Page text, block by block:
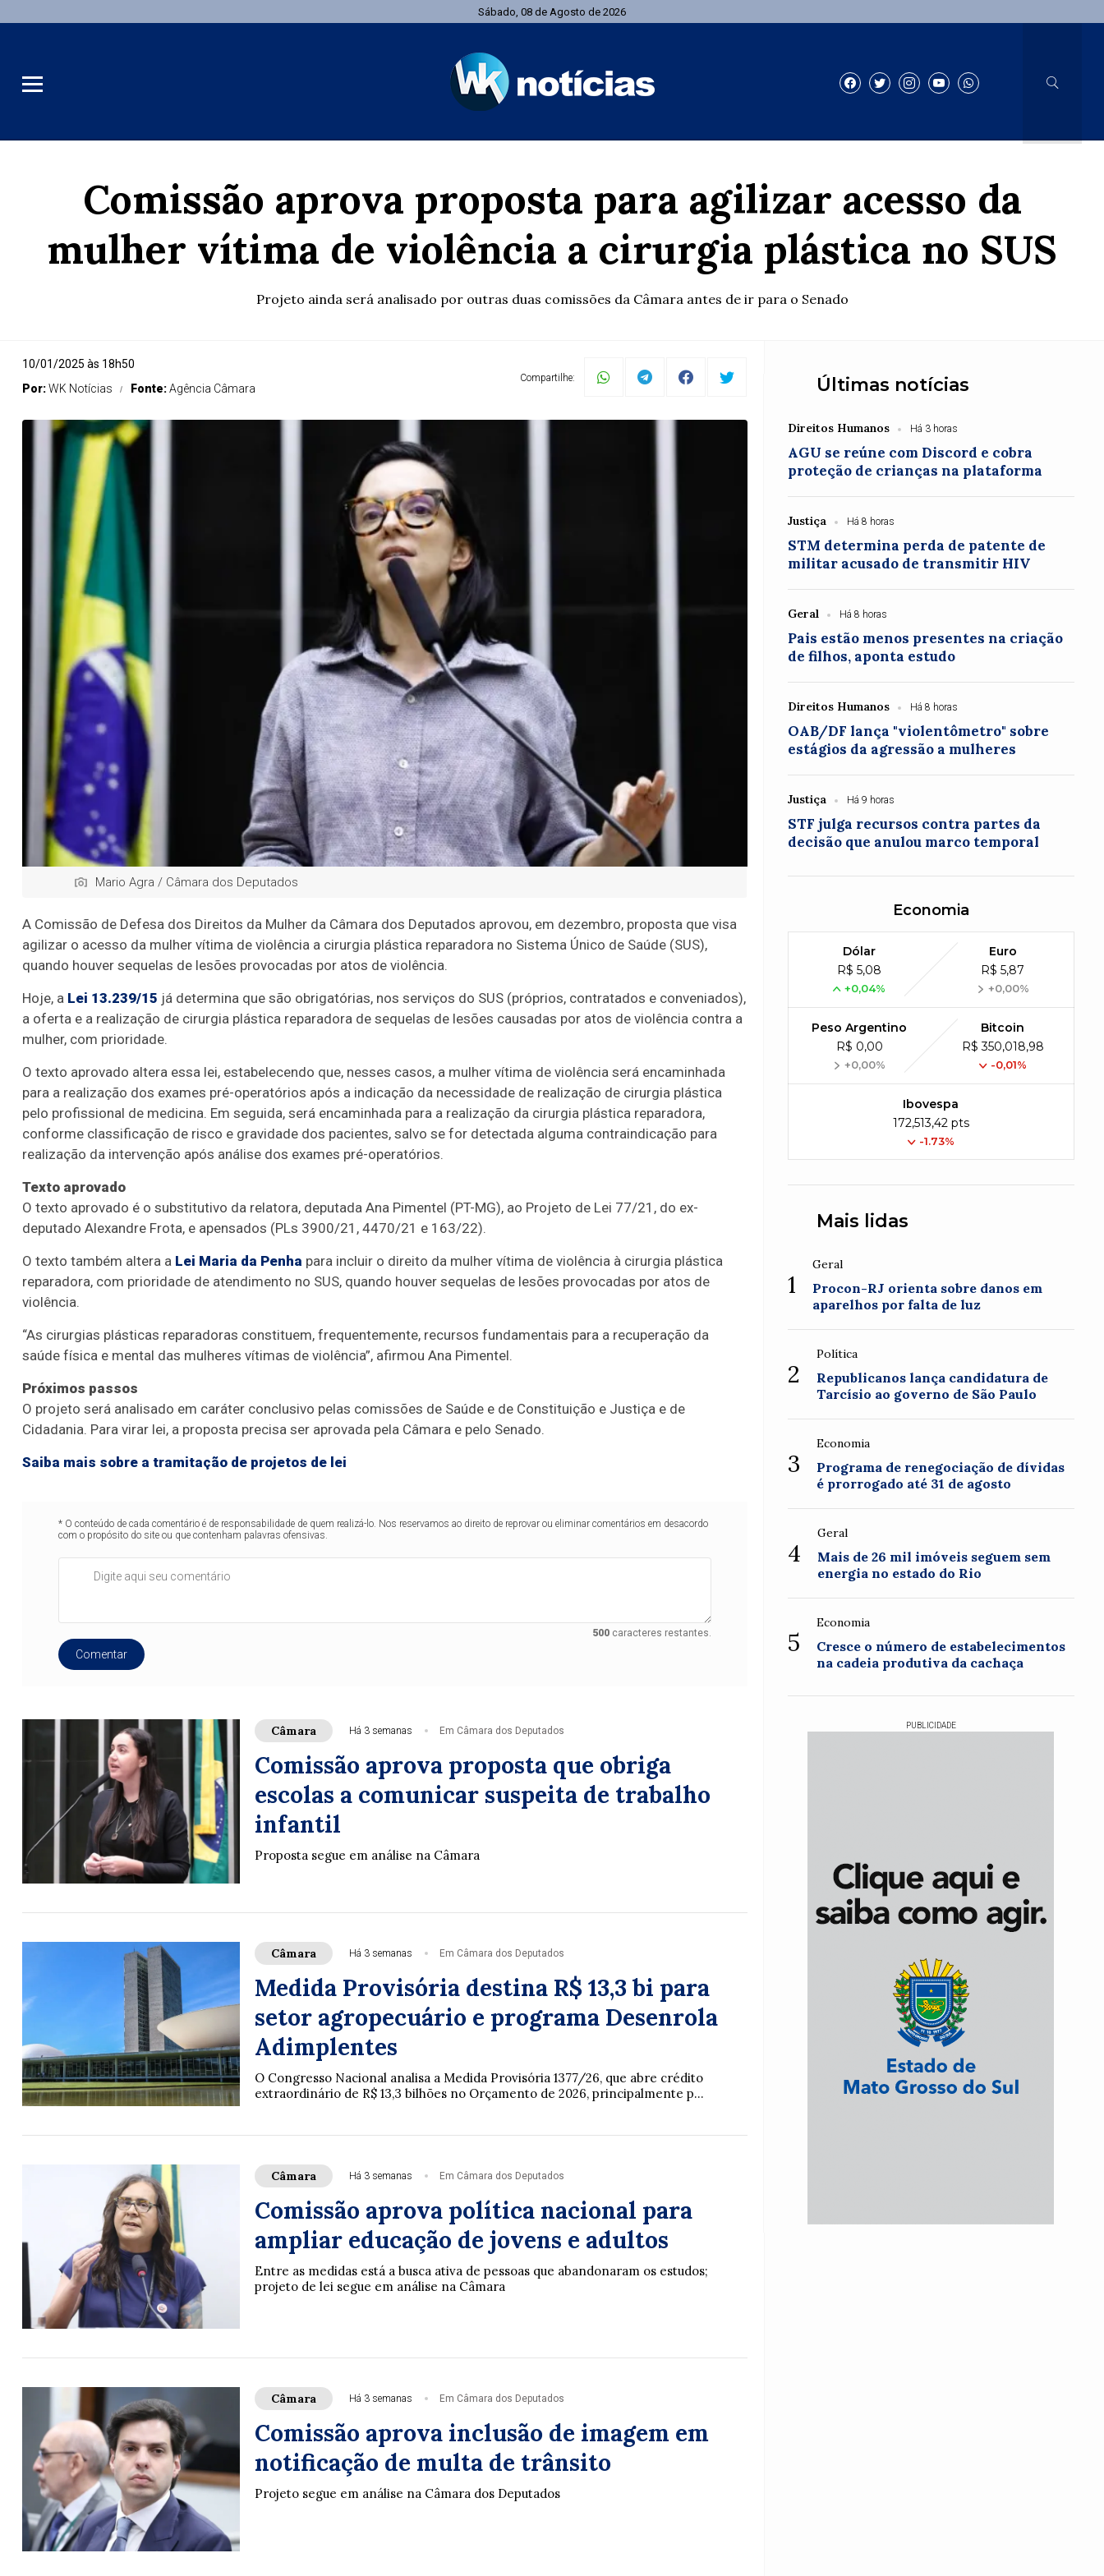
Sábado, 08 de Agosto de 2026
Comissão aprova proposta para agilizar acesso da
mulher vítima de violência a cirurgia plástica no SUS
Projeto ainda será analisado por outras duas comissões da Câmara antes de ir para o Senado
10/01/2025 às 18h50
Por:WK Notícias Fonte:Agência Câmara
Compartilhe:
Mario Agra / Câmara dos Deputados
A Comissão de Defesa dos Direitos da Mulher da Câmara dos Deputados aprovou, em dezembro, proposta que visa
agilizar o acesso da mulher vítima de violência a cirurgia plástica reparadora no Sistema Único de Saúde (SUS),
quando houver sequelas de lesões provocadas por atos de violência.
Hoje, a Lei 13.239/15 já determina que são obrigatórias, nos serviços do SUS (próprios, contratados e conveniados),
a oferta e a realização de cirurgia plástica reparadora de sequelas de lesões causadas por atos de violência contra a
mulher, com prioridade.
O texto aprovado altera essa lei, estabelecendo que, nesses casos, a mulher vítima de violência será encaminhada
para a realização dos exames pré-operatórios após a indicação da necessidade de realização de cirurgia plástica
pelo profissional de medicina. Em seguida, será encaminhada para a realização da cirurgia plástica reparadora,
conforme classificação de risco e gravidade dos pacientes, salvo se for detectada alguma contraindicação para
realização da intervenção após análise dos exames pré-operatórios.
Texto aprovado
O texto aprovado é o substitutivo da relatora, deputada Ana Pimentel (PT-MG), ao Projeto de Lei 77/21, do ex-
deputado Alexandre Frota, e apensados (PLs 3900/21, 4470/21 e 163/22).
O texto também altera a Lei Maria da Penha para incluir o direito da mulher vítima de violência à cirurgia plástica
reparadora, com prioridade de atendimento no SUS, quando houver sequelas de lesões provocadas por atos de
violência.
“As cirurgias plásticas reparadoras constituem, frequentemente, recursos fundamentais para a recuperação da
saúde física e mental das mulheres vítimas de violência”, afirmou Ana Pimentel.
Próximos passos
O projeto será analisado em caráter conclusivo pelas comissões de Saúde e de Constituição e Justiça e de
Cidadania. Para virar lei, a proposta precisa ser aprovada pela Câmara e pelo Senado.
Saiba mais sobre a tramitação de projetos de lei
* O conteúdo de cada comentário é de responsabilidade de quem realizá-lo. Nos reservamos ao direito de reprovar ou eliminar comentários em desacordo
com o propósito do site ou que contenham palavras ofensivas.
500caracteres restantes.
Comentar
Câmara Há 3 semanas Em Câmara dos Deputados
Comissão aprova proposta que obriga
escolas a comunicar suspeita de trabalho
infantil
Proposta segue em análise na Câmara
Câmara Há 3 semanas Em Câmara dos Deputados
Medida Provisória destina R$ 13,3 bi para
setor agropecuário e programa Desenrola
Adimplentes
O Congresso Nacional analisa a Medida Provisória 1377/26, que abre crédito
extraordinário de R$ 13,3 bilhões no Orçamento de 2026, principalmente p...
Câmara Há 3 semanas Em Câmara dos Deputados
Comissão aprova política nacional para
ampliar educação de jovens e adultos
Entre as medidas está a busca ativa de pessoas que abandonaram os estudos;
projeto de lei segue em análise na Câmara
Câmara Há 3 semanas Em Câmara dos Deputados
Comissão aprova inclusão de imagem em
notificação de multa de trânsito
Projeto segue em análise na Câmara dos Deputados
Últimas notícias
Direitos Humanos Há 3 horas
AGU se reúne com Discord e cobra
proteção de crianças na plataforma
Justiça Há 8 horas
STM determina perda de patente de
militar acusado de transmitir HIV
Geral Há 8 horas
Pais estão menos presentes na criação
de filhos, aponta estudo
Direitos Humanos Há 8 horas
OAB/DF lança "violentômetro" sobre
estágios da agressão a mulheres
Justiça Há 9 horas
STF julga recursos contra partes da
decisão que anulou marco temporal
Economia
Dólar
R$ 5,08
+0,04%
Euro
R$ 5,87
+0,00%
Peso Argentino
R$ 0,00
+0,00%
Bitcoin
R$ 350,018,98
-0,01%
Ibovespa
172,513,42 pts
-1.73%
Mais lidas
1
Geral
Procon-RJ orienta sobre danos em
aparelhos por falta de luz
2
Política
Republicanos lança candidatura de
Tarcísio ao governo de São Paulo
3
Economia
Programa de renegociação de dívidas
é prorrogado até 31 de agosto
4
Geral
Mais de 26 mil imóveis seguem sem
energia no estado do Rio
5
Economia
Cresce o número de estabelecimentos
na cadeia produtiva da cachaça
PUBLICIDADE